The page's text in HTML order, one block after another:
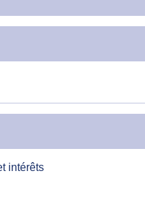
intérêts